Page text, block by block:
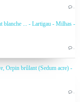
…
blanche ... - Lartigau - Milhas -
…
Orpin brûlant (Sedum acre) -
…